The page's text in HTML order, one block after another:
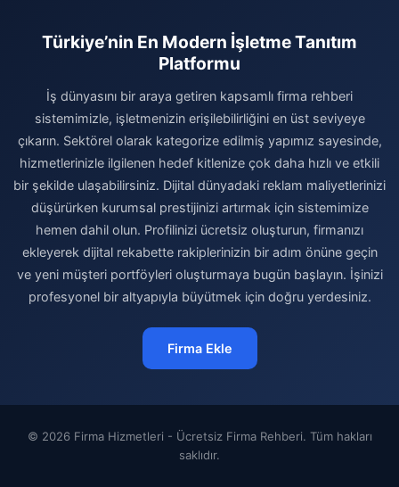
Türkiye’nin En Modern İşletme Tanıtım
Platformu
İş dünyasını bir araya getiren kapsamlı firma rehberi
sistemimizle, işletmenizin erişilebilirliğini en üst seviyeye
çıkarın. Sektörel olarak kategorize edilmiş yapımız sayesinde,
hizmetlerinizle ilgilenen hedef kitlenize çok daha hızlı ve etkili
bir şekilde ulaşabilirsiniz. Dijital dünyadaki reklam maliyetlerinizi
düşürürken kurumsal prestijinizi artırmak için sistemimize
hemen dahil olun. Profilinizi ücretsiz oluşturun, firmanızı
ekleyerek dijital rekabette rakiplerinizin bir adım önüne geçin
ve yeni müşteri portföyleri oluşturmaya bugün başlayın. İşinizi
profesyonel bir altyapıyla büyütmek için doğru yerdesiniz.
Firma Ekle
© 2026 Firma Hizmetleri - Ücretsiz Firma Rehberi. Tüm hakları
saklıdır.